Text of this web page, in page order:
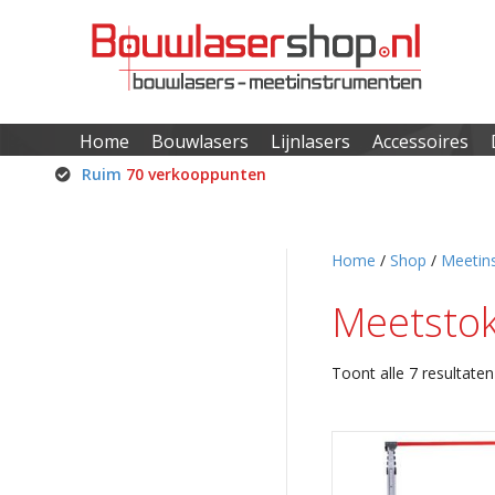
Home Bouwlasers Lijnlasers Accessoires
Ruim 70 verkooppunten
Home / Shop /
Toont alle 7 resultaten